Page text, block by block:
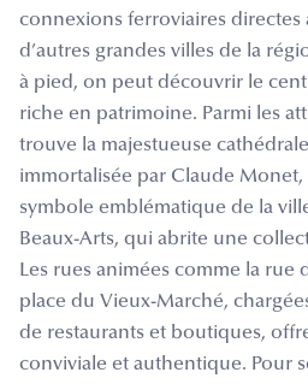
connexions ferroviaires directes
d’autres grandes villes de la
à pied, on peut découvrir le
riche en patrimoine. Parmi les
trouve la majestueuse
immortalisée par Claude Monet,
symbole emblématique de la
Beaux-Arts, qui abrite une
Les rues animées comme la rue
place du Vieux-Marché,
de restaurants et boutiques,
conviviale et authentique. Pour